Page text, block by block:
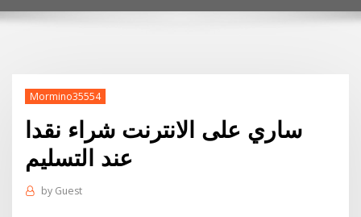
Mormino35554
ساري على الانترنت شراء نقدا
عند التسليم
by Guest